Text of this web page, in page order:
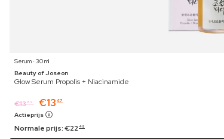
Serum ⋅ 30 ml
Beauty of Joseon
Glow Serum Propolis + Niacinamide
€13 89 €13 47
Actieprijs
Normale prijs:€22 49